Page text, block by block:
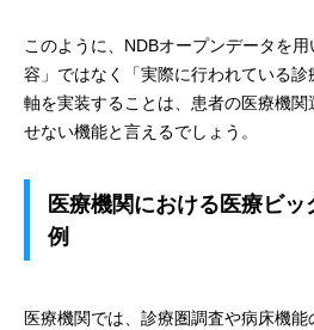
このように、NDBオープンデータを
容」ではなく「実際に行われている
軸を実装することは、患者の医療機
せない機能と言えるでしょう。
医療機関における医療ビ
例
医療機関では、診療圏調査や病床機